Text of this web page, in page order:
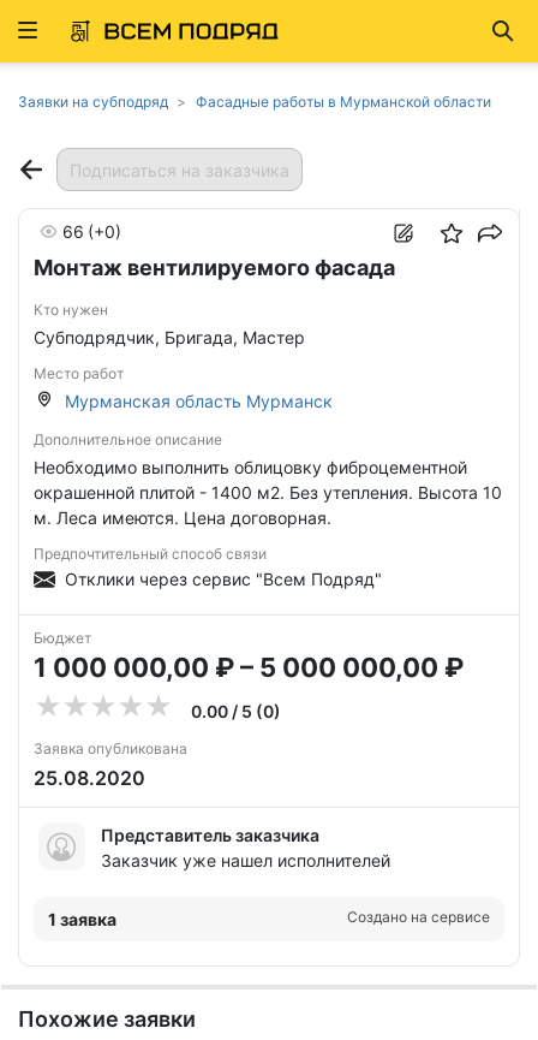
Развернуть
Заявки на субподряд Фасадные работы в Мурманской области
Подписаться на заказчика
Монтаж вентилируемого фасада
66 (+0)
Кто нужен
Субподрядчик, Бригада, Мастер
Место работ
Мурманская область Мурманск
Дополнительное описание
Необходимо выполнить облицовку фиброцементной
окрашенной плитой - 1400 м2. Без утепления. Высота 10
м. Леса имеются. Цена договорная.
Предпочтительный способ связи
Отклики через сервис "Всем Подряд"
Бюджет
1 000 000,00 ₽ – 5 000 000,00 ₽
0.00 / 5 (0)
Заявка опубликована
25.08.2020
Представитель заказчика
Заказчик уже нашел исполнителей
1 заявка Создано на сервисе
Похожие заявки